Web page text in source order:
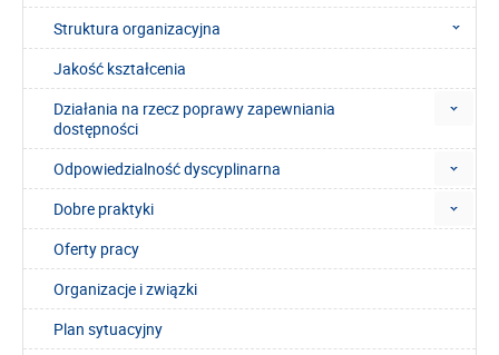
Struktura organizacyjna
Jakość kształcenia
Działania na rzecz poprawy zapewniania
dostępności
Odpowiedzialność dyscyplinarna
Dobre praktyki
Oferty pracy
Organizacje i związki
Plan sytuacyjny